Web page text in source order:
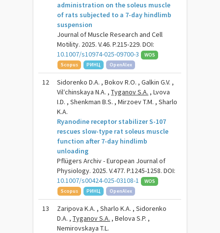
administration on the soleus muscle
of rats subjected to a 7-day hindlimb
suspension
Journal of Muscle Research and Cell
Motility. 2025. V.46. P.215-229. DOI:
10.1007/s10974-025-09700-3
WOS
Scopus
РИНЦ OpenAlex
12
Sidorenko D.A. , Bokov R.O. , Galkin G.V. ,
Vilʹchinskaya N.A. ,Tyganov S.A. , Lvova
I.D. , Shenkman B.S. , Mirzoev T.M. , Sharlo
K.A.
Ryanodine receptor stabilizer S-107
rescues slow-type rat soleus muscle
function after 7-day hindlimb
unloading
Pflügers Archiv - European Journal of
Physiology. 2025. V.477. P.1245-1258. DOI:
10.1007/s00424-025-03108-1
WOS
Scopus
РИНЦ OpenAlex
13
Zaripova K.A. , Sharlo K.A. , Sidorenko
D.A. ,Tyganov S.A. , Belova S.P. ,
Nemirovskaya T.L.